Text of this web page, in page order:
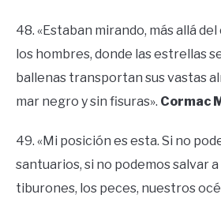
48. «Estaban mirando, más allá
los hombres, donde las estrellas
ballenas transportan sus vastas
mar negro y sin fisuras». Cormac
49. «Mi posición es esta. Si no
santuarios, si no podemos salvar
tiburones, los peces, nuestros